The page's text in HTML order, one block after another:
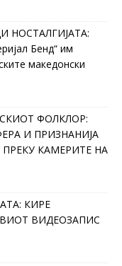
НОСТАЛГИЈАТА:
Бенд“ им
македонски
ФОЛКЛОР:
И ПРИЗНАНИЈА
ПРЕКУ КАМЕРИТЕ НА
КИРЕ
ВИДЕОЗАПИС